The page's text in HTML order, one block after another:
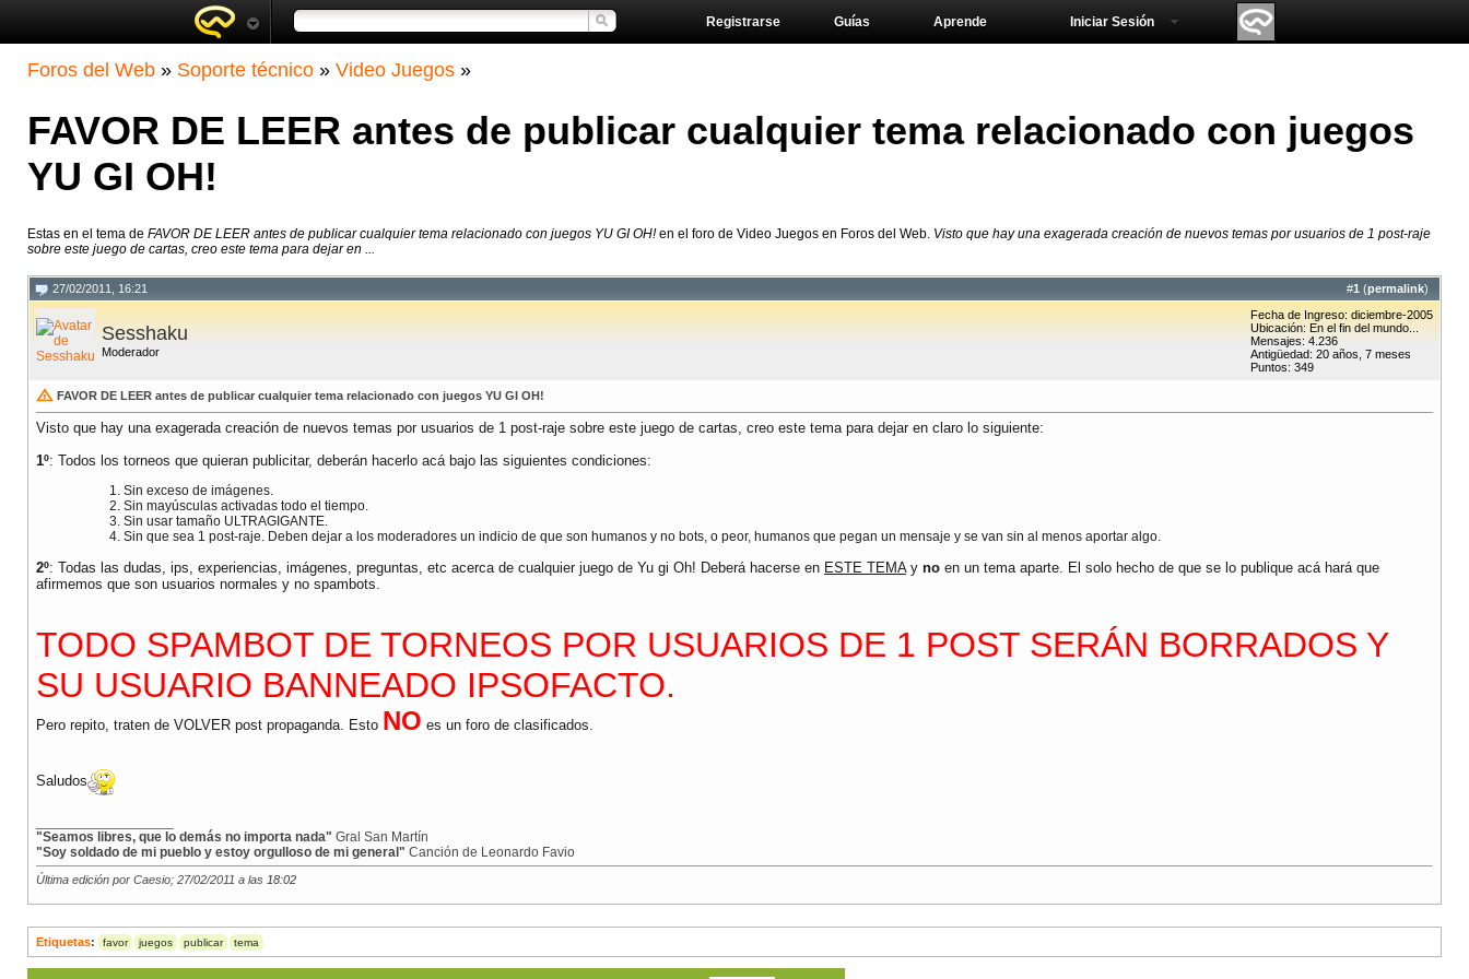
Aprende
Guías
Registrarse Iniciar Sesión
Foros del Web » Soporte técnico » Video Juegos »
FAVOR DE LEER antes de publicar cualquier tema relacionado con juegos
YU GI OH!
Estas en el tema de FAVOR DE LEER antes de publicar cualquier tema relacionado con juegos YU GI OH!en el foro de Video Juegos en Foros del Web. Visto que hay una exagerada creación de nuevos temas por usuarios de 1 post-raje
sobre este juego de cartas, creo este tema para dejar en ...
#1 (permalink)
27/02/2011, 16:21
Sesshaku
Moderador
Fecha de Ingreso: diciembre-2005
Ubicación: En el fin del mundo...
Mensajes: 4.236
Antigüedad: 20 años, 7 meses
Puntos: 349
FAVOR DE LEER antes de publicar cualquier tema relacionado con juegos YU GI OH!
Visto que hay una exagerada creación de nuevos temas por usuarios de 1 post-raje sobre este juego de cartas, creo este tema para dejar en claro lo siguiente:
1º: Todos los torneos que quieran publicitar, deberán hacerlo acá bajo las siguientes condiciones:
Sin exceso de imágenes.
Sin mayúsculas activadas todo el tiempo.
Sin usar tamaño ULTRAGIGANTE.
Sin que sea 1 post-raje. Deben dejar a los moderadores un indicio de que son humanos y no bots, o peor, humanos que pegan un mensaje y se van sin al menos aportar algo.
2º: Todas las dudas, ips, experiencias, imágenes, preguntas, etc acerca de cualquier juego de Yu gi Oh! Deberá hacerse en ESTE TEMAy no en un tema aparte. El solo hecho de que se lo publique acá hará que
afirmemos que son usuarios normales y no spambots.
TODO SPAMBOT DE TORNEOS POR USUARIOS DE 1 POST SERÁN BORRADOS Y
SU USUARIO BANNEADO IPSOFACTO.
Pero repito, traten de VOLVER post propaganda. Esto NO es un foro de clasificados.
Saludos
"Seamos libres, que lo demás no importa nada" Gral San Martín
"Soy soldado de mi pueblo y estoy orgulloso de mi general" Canción de Leonardo Favio
Última edición por Caesio; 27/02/2011 a las 18:02
Etiquetas: favor juegos publicar tema